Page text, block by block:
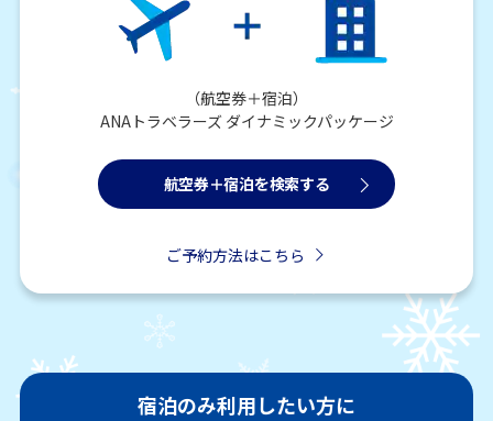
（航空券＋宿泊）
ANAトラベラーズ ダイナミックパッケージ
航空券＋宿泊を検索する
ご予約方法はこちら
宿泊のみ利用したい方に